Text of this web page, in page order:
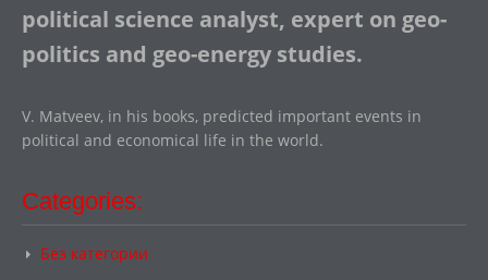
political science analyst, expert on geo-
politics and geo-energy studies.
V. Matveev, in his books, predicted important events in
political and economical life in the world.
Categories:
Без категории